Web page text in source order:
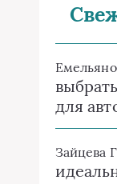
для
Зайцева